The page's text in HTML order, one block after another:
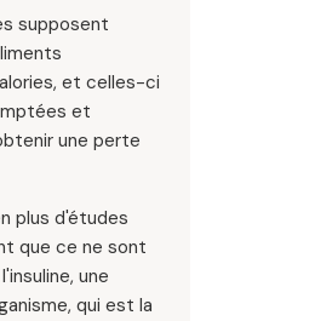
supposent
et celles-ci
et
une perte
plus d'études
que ce ne sont
une
qui est la